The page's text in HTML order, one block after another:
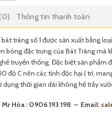
Thông tin thanh toán
tràng số 1 được sản xuất bằng
bóng đặc trưng của Bát Tràng
truyền thống. Đặc biệt sản phẩm
độ C nên các tính độc hại ( trì,
thời gian dài không hề trầy
Mr Hòa : 0906 193 198 – Email: